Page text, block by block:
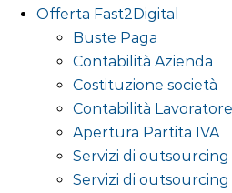
Offerta Fast2Digital
Buste Paga
Contabilità Azienda
Costituzione società
Contabilità
Apertura Partita IVA
Servizi di
Servizi di